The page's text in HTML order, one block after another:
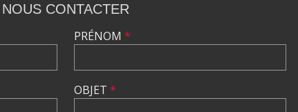
NOUS CONTACTER
PRÉNOM *
OBJET *